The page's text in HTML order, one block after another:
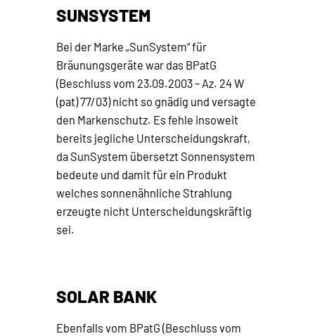
SUNSYSTEM
Bei der Marke „SunSystem“ für
Bräunungsgeräte war das BPatG
(Beschluss vom 23.09.2003 – Az. 24 W
(pat) 77/03) nicht so gnädig und versagte
den Markenschutz. Es fehle insoweit
bereits jegliche Unterscheidungskraft,
da SunSystem übersetzt Sonnensystem
bedeute und damit für ein Produkt
welches sonnenähnliche Strahlung
erzeugte nicht Unterscheidungskräftig
sei.
SOLAR BANK
Ebenfalls vom BPatG (Beschluss vom